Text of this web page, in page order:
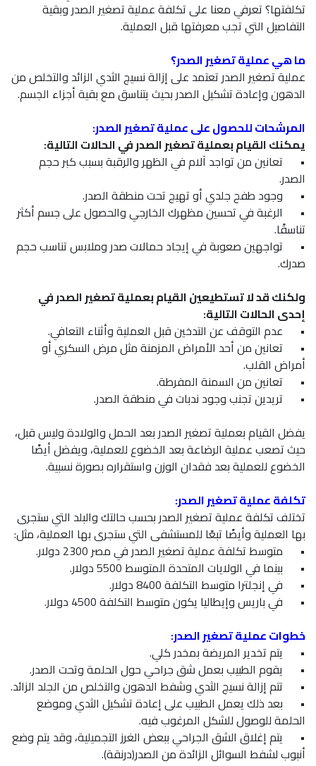
تكلفتها؟ تعرفي معنا على تكلفة عملية تصغير الصدر وبقية
التفاصيل التي تجب معرفتها قبل العملية.
ما هي عملية تصغير الصدر؟
عملية تصغير الصدر تعتمد على إزالة نسيج الثدي الزائد والتخلص من
الدهون وإعادة تشكيل الصدر بحيث يتناسق مع بقية أجزاء الجسم.
المرشحات للحصول على عملية تصغير الصدر:
يمكنك القيام بعملية تصغير الصدر في الحالات التالية:
•
تعانين من تواجد آلام في الظهر والرقبة بسبب كبر حجم
الصدر.
•
وجود طفح جلدي أو تهيج تحت منطقة الصدر.
•
الرغبة في تحسين مظهرك الخارجي والحصول على جسم أكثر
تناسقًا.
•
تواجهين صعوبة في إيجاد حمالات صدر وملابس تناسب حجم
صدرك.
ولكنك قد لا تستطيعين القيام بعملية تصغير الصدر في
إحدى الحالات التالية:
•
عدم التوقف عن التدخين قبل العملية وأثناء التعافي.
•
تعانين من أحد الأمراض المزمنة مثل مرض السكري أو
أمراض القلب.
•
تعانين من السمنة المفرطة.
•
تريدين تجنب وجود ندبات في منطقة الصدر.
يفضل القيام بعملية تصغير الصدر بعد الحمل والولادة وليس قبل،
حيث تصعب عملية الرضاعة بعد الخضوع للعملية، ويفضل أيضًا
الخضوع للعملية بعد فقدان الوزن واستقراره بصورة نسبية.
تكلفة عملية تصغير الصدر:
تختلف تكلفة عملية تصغير الصدر بحسب حالتك والبلد التي ستجرى
بها العملية وأيضًا تبعًا للمستشفى التي ستجرى بها العملية، مثل:
•
متوسط تكلفة عملية تصغير الصدر في مصر 2300 دولار.
•
بينما في الولايات المتحدة المتوسط 5500 دولار.
•
في إنجلترا متوسط التكلفة 8400 دولار.
•
في باريس وإيطاليا يكون متوسط التكلفة 4500 دولار.
خطوات عملية تصغير الصدر:
•
يتم تخدير المريضة بمخدر كلي.
•
يقوم الطبيب بعمل شق جراحي حول الحلمة وتحت الصدر.
•
تتم إزالة نسيج الثدي وشفط الدهون والتخلص من الجلد الزائد.
•
بعد ذلك يعمل الطبيب على إعادة تشكيل الثدي وموضع
الحلمة للوصول للشكل المرغوب فيه.
•
يتم إغلاق الشق الجراحي ببعض الغرز التجميلية، وقد يتم وضع
أنبوب لشفط السوائل الزائدة من الصدر(درنقة).